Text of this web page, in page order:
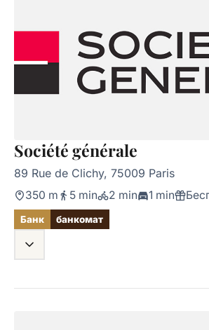
Société générale
89 Rue de Clichy, 75009 Paris
350 m 5 min 2 min 1 min
Банк банкомат